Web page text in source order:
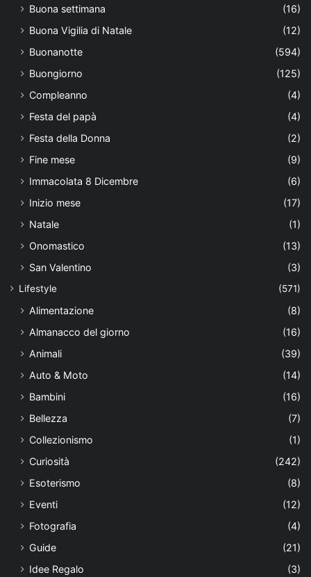
Buona settimana
(16)
Buona Vigilia di Natale
(12)
Buonanotte
(594)
Buongiorno
(125)
Compleanno
(4)
Festa del papà
(4)
Festa della Donna
(2)
Fine mese
(9)
Immacolata 8 Dicembre
(6)
Inizio mese
(17)
Natale
(1)
Onomastico
(13)
San Valentino
(3)
Lifestyle (571)
Alimentazione
(8)
Almanacco del giorno
(16)
Animali
(39)
Auto & Moto
(14)
Bambini
(16)
Bellezza
(7)
Collezionismo
(1)
Curiosità
(242)
Esoterismo
(8)
Eventi
(12)
Fotografia
(4)
Guide
(21)
Idee Regalo
(3)